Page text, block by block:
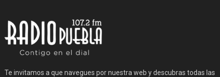
Te invitamos a que navegues por nuestra web y descubras todas las